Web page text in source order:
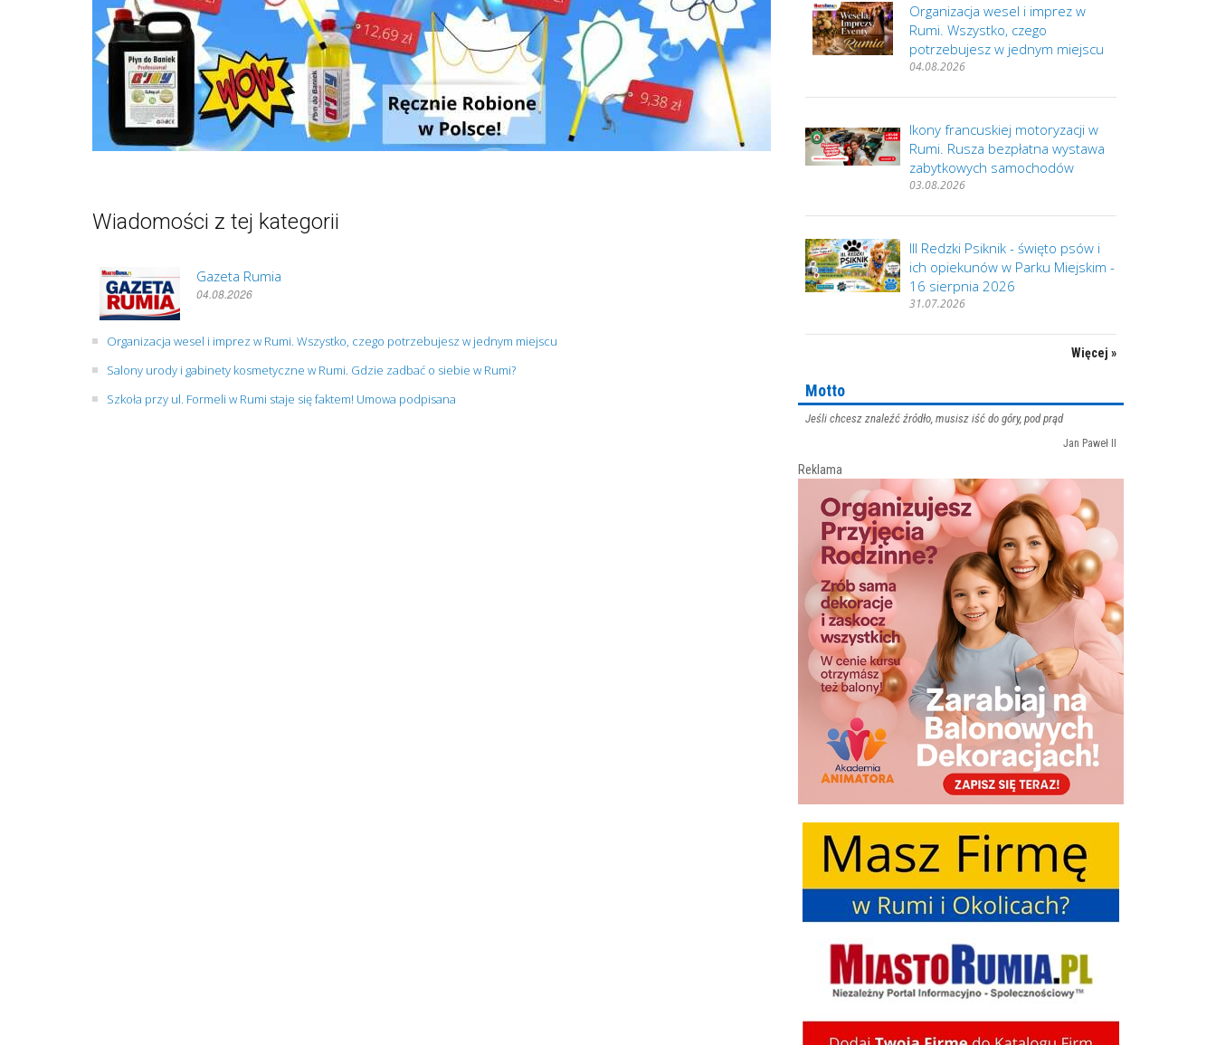
Wiadomości z tej kategorii
Gazeta Rumia
04.08.2026
Organizacja wesel i imprez w Rumi. Wszystko, czego potrzebujesz w jednym miejscu
Salony urody i gabinety kosmetyczne w Rumi. Gdzie zadbać o siebie w Rumi?
Szkoła przy ul. Formeli w Rumi staje się faktem! Umowa podpisana
Organizacja wesel i imprez w
Rumi. Wszystko, czego
potrzebujesz w jednym miejscu
04.08.2026
Ikony francuskiej motoryzacji w
Rumi. Rusza bezpłatna wystawa
zabytkowych samochodów
03.08.2026
III Redzki Psiknik - święto psów i
ich opiekunów w Parku Miejskim -
16 sierpnia 2026
31.07.2026
Więcej »
Motto
Jeśli chcesz znaleźć źródło, musisz iść do góry, pod prąd
Jan Paweł II
Reklama